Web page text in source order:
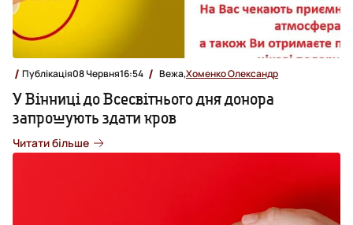
Публікація08 Червня16:54 Вежа,Хоменко Олександр
У Вінниці до Всесвітнього дня донора
запрошують здати кров
Читати більше